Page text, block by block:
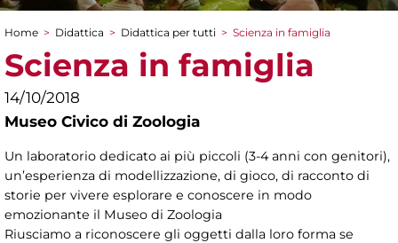
Tu sei qui
Home > Didattica > Didattica per tutti > Scienza in famiglia
Scienza in famiglia
14/10/2018
Museo Civico di Zoologia
Un laboratorio dedicato ai più piccoli (3-4 anni con genitori),
un’esperienza di modellizzazione, di gioco, di racconto di
storie per vivere esplorare e conoscere in modo
emozionante il Museo di Zoologia
Riusciamo a riconoscere gli oggetti dalla loro forma se